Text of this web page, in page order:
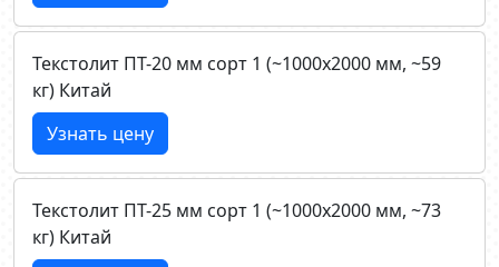
Текстолит ПТ-20 мм сорт 1 (~1000х2000 мм, ~59
кг) Китай
Узнать цену
Текстолит ПТ-25 мм сорт 1 (~1000х2000 мм, ~73
кг) Китай